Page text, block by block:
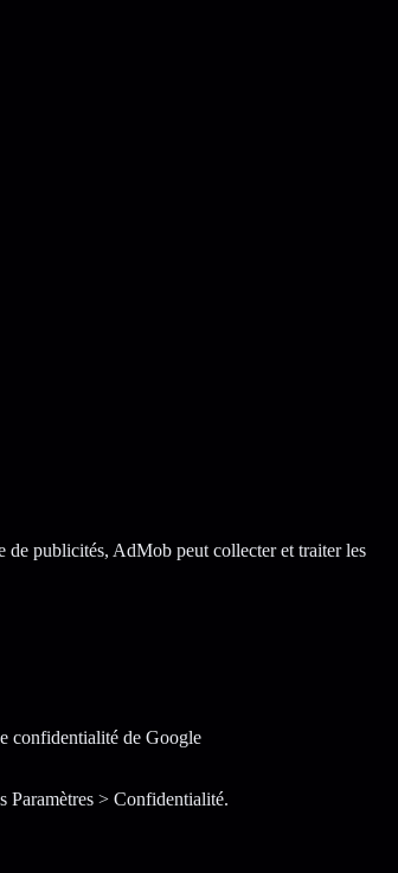
publicités, AdMob peut collecter et traiter les
confidentialité de Google
Paramètres > Confidentialité.